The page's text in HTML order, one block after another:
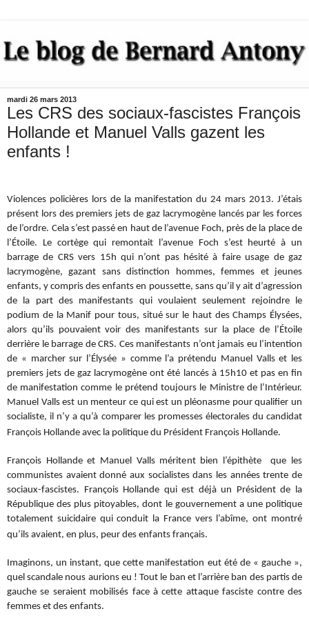
mardi 26 mars 2013
Les CRS des sociaux-fascistes François
Hollande et Manuel Valls gazent les
enfants !
Violences policières lors de la manifestation du 24 mars 2013. J’étais
présent lors des premiers jets de gaz lacrymogène lancés par les forces
de l’ordre. Cela s’est passé en haut de l’avenue Foch, près de la place de
l’Étoile. Le cortège qui remontait l’avenue Foch s’est heurté à un
barrage de CRS vers 15h qui n’ont pas hésité à faire usage de gaz
lacrymogène, gazant sans distinction hommes, femmes et jeunes
enfants, y compris des enfants en poussette, sans qu’il y ait d’agression
de la part des manifestants qui voulaient seulement rejoindre le
podium de la Manif pour tous, situé sur le haut des Champs Élysées,
alors qu’ils pouvaient voir des manifestants sur la place de l’Étoile
derrière le barrage de CRS. Ces manifestants n’ont jamais eu l’intention
de « marcher sur l’Élysée » comme l’a prétendu Manuel Valls et les
premiers jets de gaz lacrymogène ont été lancés à 15h10 et pas en fin
de manifestation comme le prétend toujours le Ministre de l’Intérieur.
Manuel Valls est un menteur ce qui est un pléonasme pour qualifier un
socialiste, il n’y a qu’à comparer les promesses électorales du candidat
François Hollande avec la politique du Président François Hollande.
François Hollande et Manuel Valls méritent bien l’épithète que les
communistes avaient donné aux socialistes dans les années trente de
sociaux-fascistes. François Hollande qui est déjà un Président de la
République des plus pitoyables, dont le gouvernement a une politique
totalement suicidaire qui conduit la France vers l’abîme, ont montré
qu’ils avaient, en plus, peur des enfants français.
Imaginons, un instant, que cette manifestation eut été de « gauche »,
quel scandale nous aurions eu ! Tout le ban et l’arrière ban des partis de
gauche se seraient mobilisés face à cette attaque fasciste contre des
femmes et des enfants.